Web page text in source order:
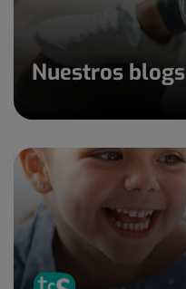
Nuestros blogs